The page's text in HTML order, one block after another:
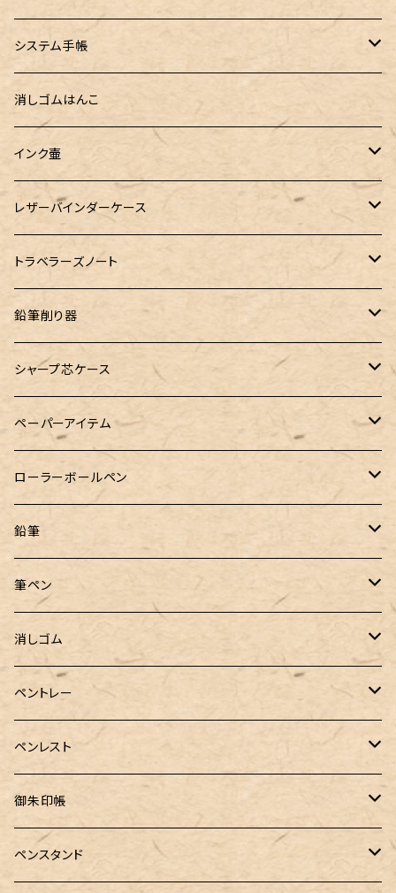
Kaweco（カヴェコ）
AURORA（アウロラ）
LAMY（ラミー）
フェリスホイールプレス
大西製作所
染色カクノ
TWSBI（ツイスビー）
Ystudio（ワイスタジオ）
Nahvalur(ナーヴァル)
TaG サブマリン万年筆 限定ペン先ゴールドプレート
CROSS（クロス）
Sheaffer（シェーファー）
MONTEVERDE（モンテベルデ）
MONTBLANC（モンブラン）
Kaweco（カヴェコ）
富士瘤クラフト
100% Pencillest 真鍮ペン
フェリスホイールプレス
BENJA メノルカペン
Fisher（フィッシャー）
HUGO BOSS（ヒューゴボス）
Sheaffer（シェーファー）
マーベラスウッド
トライカラーボールペン
バディ【Mark II(マークツー)】
HUGO BOSS (ヒューゴ ボス)
PARKER(パーカー)
CROSS(クロス)
ANTOU（アントウ）
PenC mini
スタイルフィット ゲルインク
RETRO51
RHODIA(ロディア)
ラダイト
PARLEY (パーリィー)
ガルフストリーム
NAGASAWA（ナガサワ）
PILOT（パイロット）
アシュフォード
スリップオン
Kaweco（カヴェコ）
Ystudio（ワイスタジオ）
セミオーダーガラスペン（予約品）
リュリュ
セキセイ
寺西化学工業
ガラス工房 LUC
ガラス工房 SAYORI
GLASS STUDIO しなぷす
アトリグラス
エルバン
インクガチャ
セーラー万年筆
100色インク工房
ゆらめくink
Dipton
PILOT
色彩雫
フェリスホイールプレス
10mlインク
20mlインク
限定インク
Pelican
インクガチャ
PLATINUM（プラチナ）
こぶた工房
Steef&Co. (スティーフ)
ST Draft 短軸
ST Draft 全軸
マーベラスウッド
バディ
マーベラスシャープ
バディ【Mark II(マークツー)】
カヴェコ
カランダッシュ
ロットリング
プラチナ
早川式繰出鉛筆
三菱鉛筆
クルトガ ウッド
ぺんてる
ラミー
ラダイト
PILOT（パイロット）
カスタム
RHODIA(ロディア)
KAYOU＋(カーユプラス)
IWI（アイダブリューアイ）
meister by POINT(マイスターバイポイント)
Ystudio（ワイスタジオ）
ミドリカンパニー
ラダイト
Ruk (ルカ)
LOGステーショナリー
システム手帳
プロッター
ミニ5サイズ
ミニ6サイズ
ダヴィンチ ロロマクラシック
ファイロファックス
アシュフォード
消しゴムはんこ
インク壷
白石ガラス工房
フェリスホイールプレス
レザーバインダーケース
PLOTTER
トラベラーズノート
スターターキット
リフィル・カスタマイズパーツ
鉛筆削り器
コヒノール
シャープ芯ケース
Ystudio（ワイスタジオ）
ラダイト
Steef&Co.（スティーフ）
富士瘤クラフト
ペーパーアイテム
ヌルリフィル
irofulインクカード
神戸派計画
すずめや
ローラーボールペン
FONTE
ローラーボール 6色キャップ付
鉛筆
サンスター文具
筆ペン
Fonte
消しゴム
消しゴムケース
バハギア&クラフト
ツイスト消しゴム
MONS ORIS (モンズオーリス)
ペントレー
革製ペントレー
ペンレスト
ボルトレッティ
御朱印帳
富士ひのき御朱印帳【巓】
ペンスタンド